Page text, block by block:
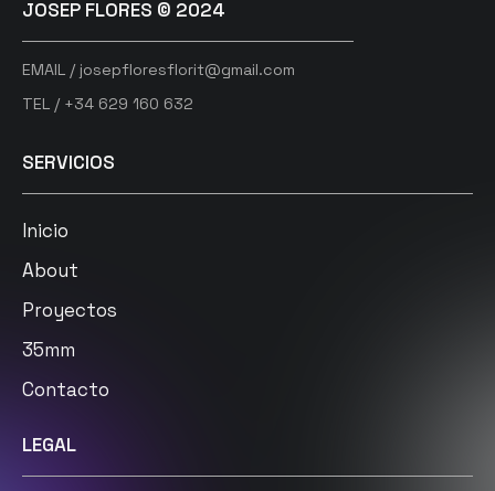
JOSEP FLORES © 2024
EMAIL / josepfloresflorit@gmail.com
TEL / +34 629 160 632
SERVICIOS
Inicio
About
Proyectos
35mm
Contacto
LEGAL